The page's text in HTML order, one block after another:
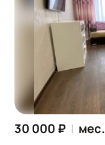
30 000 ₽ | мес.